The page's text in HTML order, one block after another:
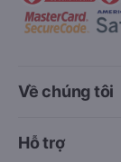
Về chúng tôi
Hỗ trợ